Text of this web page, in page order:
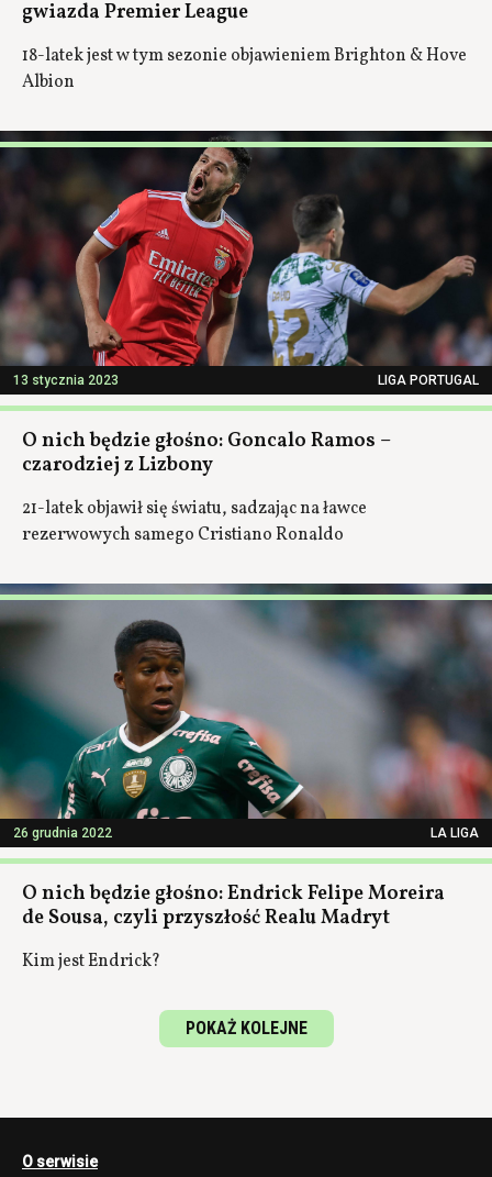
gwiazda Premier League
18-latek jest w tym sezonie objawieniem Brighton & Hove
Albion
13 stycznia 2023 LIGA PORTUGAL
O nich będzie głośno: Goncalo Ramos –
czarodziej z Lizbony
21-latek objawił się światu, sadzając na ławce
rezerwowych samego Cristiano Ronaldo
26 grudnia 2022 LA LIGA
O nich będzie głośno: Endrick Felipe Moreira
de Sousa, czyli przyszłość Realu Madryt
Kim jest Endrick?
POKAŻ KOLEJNE
O serwisie